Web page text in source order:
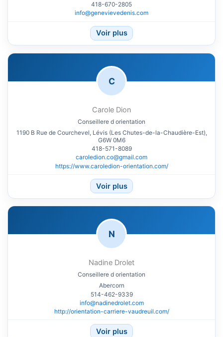
418-670-2805
info@genevievedenis.com
Voir plus
C
Carole Dion
Conseillere d orientation
1190 B Rue de Courchevel, Lévis (Les Chutes-de-la-Chaudière-Est),
G6W 0M6
418-571-8089
caroledion.co@gmail.com
https://www.caroledion-orientation.com/
Voir plus
N
Nadine Drolet
Conseillere d orientation
Abercorn
514-462-9339
info@nadinedrolet.com
http://orientation-carriere-vaudreuil.com/
Voir plus